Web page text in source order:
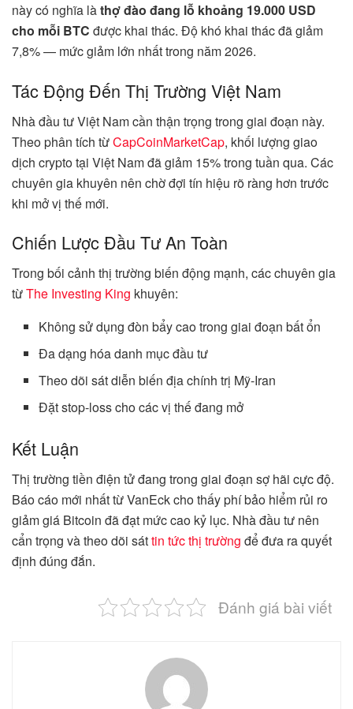
này có nghĩa làthợ đào đang lỗ khoảng 19.000 USD
cho mỗi BTC được khai thác. Độ khó khai thác đã giảm
7,8% — mức giảm lớn nhất trong năm 2026.
Tác Động Đến Thị Trường Việt Nam
Nhà đầu tư Việt Nam cần thận trọng trong giai đoạn này.
Theo phân tích từCapCoinMarketCap, khối lượng giao
dịch crypto tại Việt Nam đã giảm 15% trong tuần qua. Các
chuyên gia khuyên nên chờ đợi tín hiệu rõ ràng hơn trước
khi mở vị thế mới.
Chiến Lược Đầu Tư An Toàn
Trong bối cảnh thị trường biến động mạnh, các chuyên gia
từThe Investing King khuyên:
Không sử dụng đòn bẩy cao trong giai đoạn bất ổn
Đa dạng hóa danh mục đầu tư
Theo dõi sát diễn biến địa chính trị Mỹ-Iran
Đặt stop-loss cho các vị thế đang mở
Kết Luận
Thị trường tiền điện tử đang trong giai đoạn sợ hãi cực độ.
Báo cáo mới nhất từ VanEck cho thấy phí bảo hiểm rủi ro
giảm giá Bitcoin đã đạt mức cao kỷ lục. Nhà đầu tư nên
cẩn trọng và theo dõi sáttin tức thị trường để đưa ra quyết
định đúng đắn.
Đánh giá bài viết